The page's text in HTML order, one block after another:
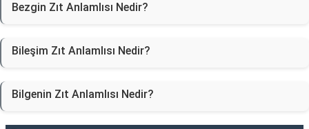
Bezgin Zıt Anlamlısı Nedir?
Bileşim Zıt Anlamlısı Nedir?
Bilgenin Zıt Anlamlısı Nedir?